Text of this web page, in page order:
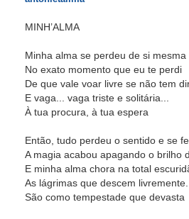
MINH’ALMA
Minha alma se perdeu de si mesma
No exato momento que eu te perdi
De que vale voar livre se não tem
E vaga... vaga triste e solitária...
À tua procura, à tua espera
Então, tudo perdeu o sentido e se
A magia acabou apagando o brilho
E minha alma chora na total
As lágrimas que descem livremente...
São como tempestade que devasta